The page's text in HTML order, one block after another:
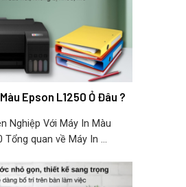
Epson L1250 Ỏ Đâu ?
Nghiệp Với Máy In Màu
Tổng quan về Máy In ...